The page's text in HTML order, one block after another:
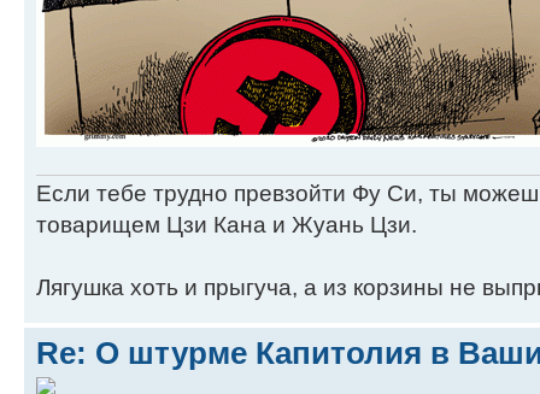
Если тебе трудно превзойти Фу Си, ты
товарищем Цзи Кана и Жуань Цзи.
Лягушка хоть и прыгуча, а из корзины не
Re: О штурме Капитолия в